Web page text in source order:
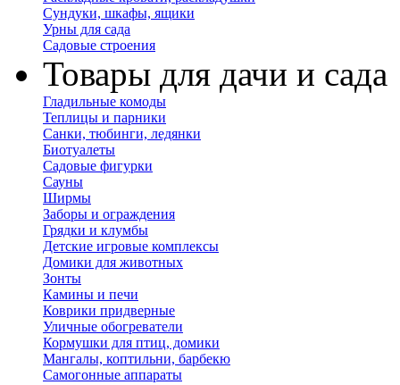
Сундуки, шкафы, ящики
Урны для сада
Садовые строения
Товары для дачи и сада
Гладильные комоды
Теплицы и парники
Санки, тюбинги, ледянки
Биотуалеты
Садовые фигурки
Сауны
Ширмы
Заборы и ограждения
Грядки и клумбы
Детские игровые комплексы
Домики для животных
Зонты
Камины и печи
Коврики придверные
Уличные обогреватели
Кормушки для птиц, домики
Мангалы, коптильни, барбекю
Самогонные аппараты